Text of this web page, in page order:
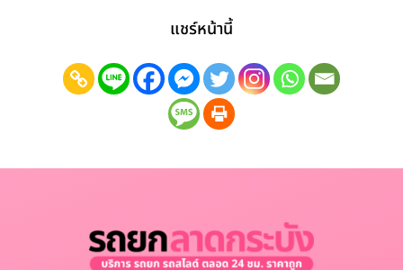
แชร์หน้านี้